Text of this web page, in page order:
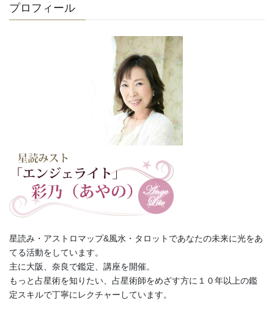
プロフィール
星読み・アストロマップ&風水・タロットであなたの未来に光をあ
てる活動をしています。
主に大阪、奈良で鑑定、講座を開催。
もっと占星術を知りたい、占星術師をめざす方に１０年以上の鑑
定スキルで丁寧にレクチャーしています。